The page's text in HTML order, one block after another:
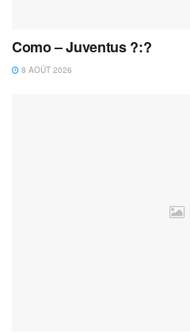
Como – Juventus ?:?
8 AOÛT 2026